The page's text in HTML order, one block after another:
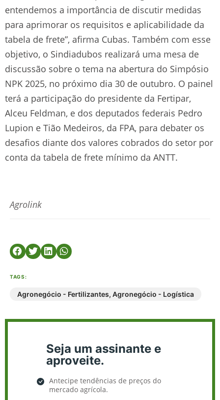
entendemos a importância de discutir medidas
para aprimorar os requisitos e aplicabilidade da
tabela de frete”, afirma Cubas. Também com esse
objetivo, o Sindiadubos realizará uma mesa de
discussão sobre o tema na abertura do Simpósio
NPK 2025, no próximo dia 30 de outubro. O painel
terá a participação do presidente da Fertipar,
Alceu Feldman, e dos deputados federais Pedro
Lupion e Tião Medeiros, da FPA, para debater os
desafios diante dos valores cobrados do setor por
conta da tabela de frete mínimo da ANTT.
Agrolink
TAGS:
Agronegócio - Fertilizantes, Agronegócio - Logística
Seja um assinante e
aproveite.
Antecipe tendências de preços do
mercado agrícola.